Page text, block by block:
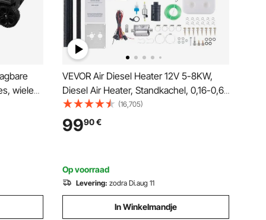
wielen
DC
voor
VEVOR Air Diesel Heater 12V 5-8KW,
Diesel Air Heater, Standkachel, 0,16-0,62
l/u. Diesel Heater met LCD-scherm,
afstandsbediening en Bluetooth-app.
(16,705)
9990€
Op voorraad
Levering: zodra Di.aug 11
In Winkelmandje